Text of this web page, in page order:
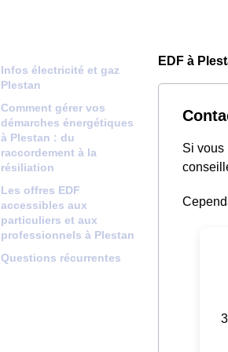
Infos électricité et gaz
Plestan
Comment gérer vos
démarches énergétiques
à Plestan : du
raccordement à la
résiliation
Les offres EDF
accessibles aux
particuliers et aux
professionnels à Plestan
Questions récurrentes
EDF à
Si vous